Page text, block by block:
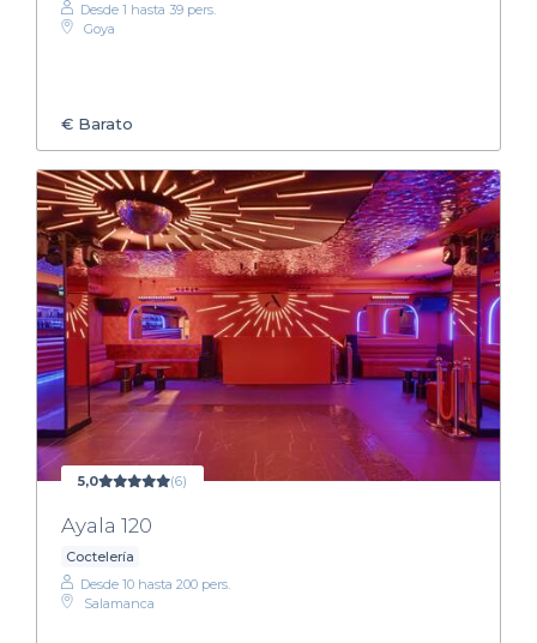
Desde 1 hasta 39 pers.
Goya
€ Barato
5,0 (6)
Ayala 120
Coctelería
Desde 10 hasta 200 pers.
Salamanca